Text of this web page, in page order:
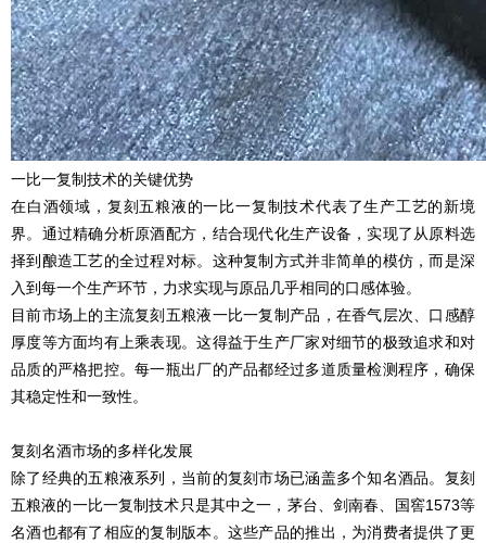
一比一复制技术的关键优势
在白酒领域，复刻五粮液的一比一复制技术代表了生产工艺的新境
界。通过精确分析原酒配方，结合现代化生产设备，实现了从原料选
择到酿造工艺的全过程对标。这种复制方式并非简单的模仿，而是深
入到每一个生产环节，力求实现与原品几乎相同的口感体验。
目前市场上的主流复刻 五粮液一比一复制产品，在香气层次、口感醇
厚度等方面均有上乘表现。这得益于生产厂家对细节的极致追求和对
品质的严格把控。每一瓶出厂的产品都经过多道质量检测程序，确保
其稳定性和一致性。
复刻名酒市场的多样化发展
除了经典的五粮液系列，当前的复刻市场已涵盖多个知名酒品。 复刻
五粮液的一比一复制技术只是其中之一，茅台、剑南春、国窖1573等
名酒也都有了相应的复制版本。这些产品的推出，为消费者提供了更